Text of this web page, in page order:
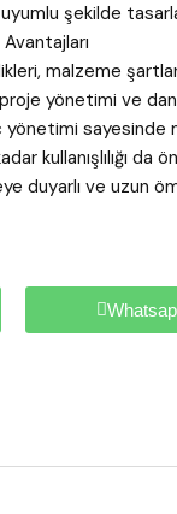
şekilde
malzeme
yönetimi ve
sayesinde
kullanışlılığı
duyarlı ve uzun